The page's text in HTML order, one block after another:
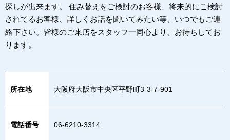
探しが出来ます。 住み替えをご検討のお客様、将来的にご検討
されてるお客様、詳しくお話を聞いてみたい等、いつでもご連
絡下さい。皆様のご来店をスタッフ一同心より、お待ちしてお
ります。
所在地 大阪府大阪市中央区平野町3-3-7-901
電話番号 06-6210-3314